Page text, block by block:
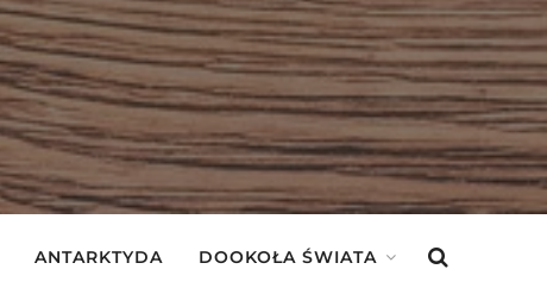
ANTARKTYDA DOOKOŁA ŚWIATA